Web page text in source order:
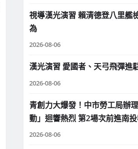
視導漢光演習 賴清德登八里艦
為
2026-08-06
漢光演習 愛國者、天弓飛彈進
2026-08-06
青創力大爆發！中市勞工局辦
動」迴響熱烈 第2場次前進南
2026-08-06